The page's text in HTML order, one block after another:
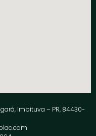
Imbituva – PR, 84430-